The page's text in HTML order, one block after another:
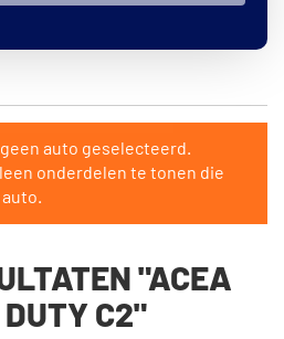
auto geselecteerd.
onderdelen te tonen die
"ACEA
DUTY C2"